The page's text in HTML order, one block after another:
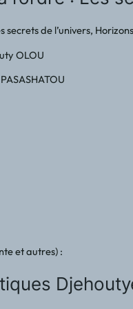
de l’univers,
OLOU
et autres) :